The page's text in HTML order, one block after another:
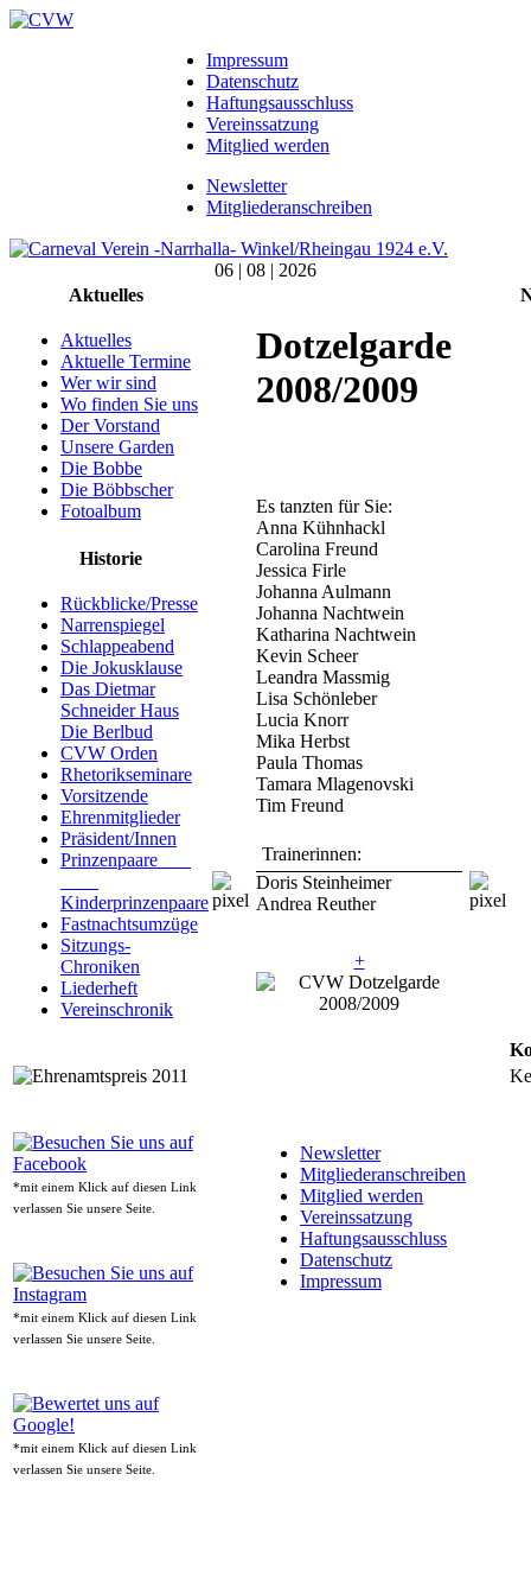
Impressum
Datenschutz
Haftungsausschluss
Vereinssatzung
Mitglied werden
Newsletter
Mitgliederanschreiben
06 | 08 | 2026
Aktuelles
Aktuelles
Aktuelle Termine
Wer wir sind
Wo finden Sie uns
Der Vorstand
Unsere Garden
Die Bobbe
Die Böbbscher
Fotoalbum
Historie
Rückblicke/Presse
Narrenspiegel
Schlappeabend
Die Jokusklause
Das Dietmar
Schneider Haus
Die Berlbud
CVW Orden
Rhetorikseminare
Vorsitzende
Ehrenmitglieder
Präsident/Innen
Prinzenpaare
Kinderprinzenpaare
Fastnachtsumzüge
Sitzungs-
Chroniken
Liederheft
Vereinschronik
*mit einem Klick auf diesen Link
verlassen Sie unsere Seite.
*mit einem Klick auf diesen Link
verlassen Sie unsere Seite.
*mit einem Klick auf diesen Link
verlassen Sie unsere Seite.
Dotzelgarde
2008/2009
Es tanzten für Sie:
Anna Kühnhackl
Carolina Freund
Jessica Firle
Johanna Aulmann
Johanna Nachtwein
Katharina Nachtwein
Kevin Scheer
Leandra Massmig
Lisa Schönleber
Lucia Knorr
Mika Herbst
Paula Thomas
Tamara Mlagenovski
Tim Freund
Trainerinnen:
Doris Steinheimer
Andrea Reuther
+
Newsletter
Mitgliederanschreiben
Mitglied werden
Vereinssatzung
Haftungsausschluss
Datenschutz
Impressum